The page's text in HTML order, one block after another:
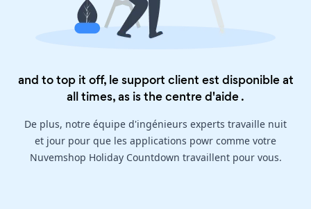
and to top it off, le support client est disponible at
all times, as is thecentre d'aide.
De plus, notre équipe d'ingénieurs experts travaille nuit
et jour pour que les applications powr comme votre
Nuvemshop Holiday Countdown travaillent pour vous.